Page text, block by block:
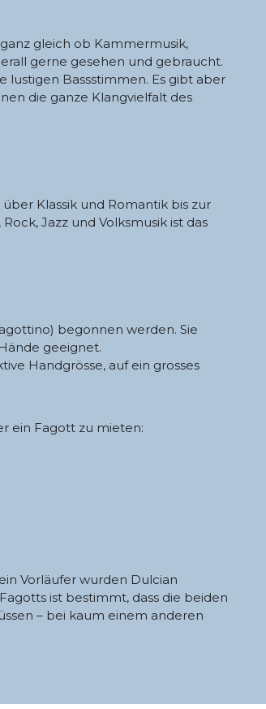
gleich ob Kammermusik,
gerne gesehen und gebraucht.
lustigen Bassstimmen. Es gibt aber
die ganze Klangvielfalt des
Klassik und Romantik bis zur
Jazz und Volksmusik ist das
begonnen werden. Sie
geeignet.
Handgrösse, auf ein grosses
ein Fagott zu mieten:
Vorläufer wurden Dulcian
ist bestimmt, dass die beiden
– bei kaum einem anderen